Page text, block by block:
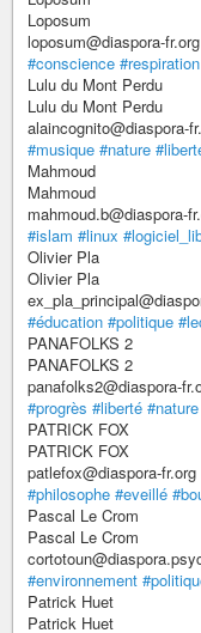
Loposum
loposum@diaspora-fr.org
#conscience #respiration
Lulu du Mont Perdu
Lulu du Mont Perdu
alaincognito@diaspora-
#musique #nature
Mahmoud
Mahmoud
mahmoud.b@diaspora-
#islam #linux
Olivier Pla
Olivier Pla
#éducation #politique
PANAFOLKS 2
PANAFOLKS 2
panafolks2@diaspora-
#progrès #liberté #nature
PATRICK FOX
PATRICK FOX
patlefox@diaspora-fr.org
#philosophe #eveillé
Pascal Le Crom
Pascal Le Crom
#environnement
Patrick Huet
Patrick Huet